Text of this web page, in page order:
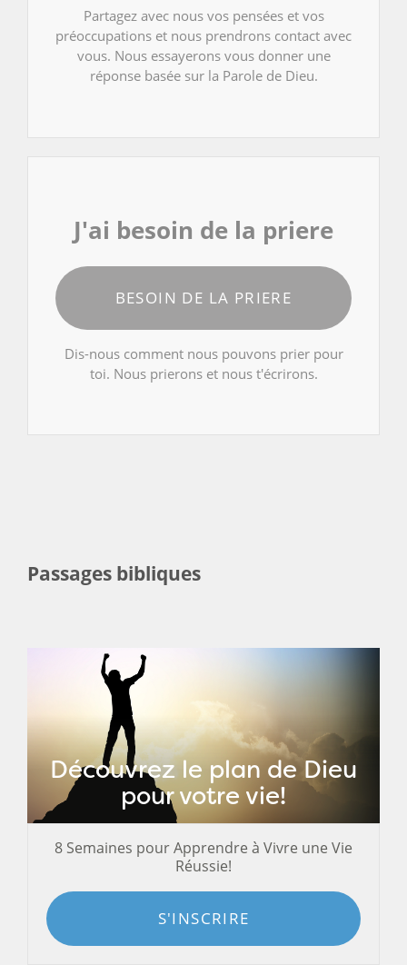
Partagez avec nous vos pensées et vos
préoccupations et nous prendrons contact avec
vous. Nous essayerons vous donner une
réponse basée sur la Parole de Dieu.
J'ai besoin de la priere
BESOIN DE LA PRIERE
Dis-nous comment nous pouvons prier pour
toi. Nous prierons et nous t'écrirons.
Passages bibliques
Découvrez le plan de Dieu
pour votre vie!
8 Semaines pour Apprendre à Vivre une Vie
Réussie!
S'INSCRIRE